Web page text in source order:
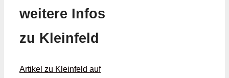
weitere Infos
zu Kleinfeld
Artikel zu Kleinfeld auf